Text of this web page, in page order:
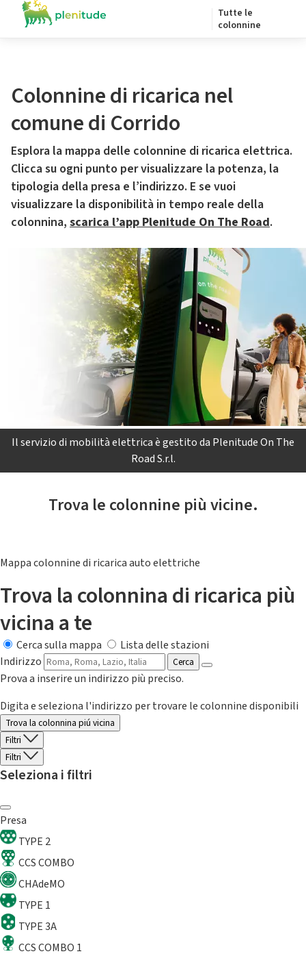
Tutte le
colonnine
Colonnine di ricarica nel
comune di Corrido
Esplora la mappa delle colonnine di ricarica elettrica.
Clicca su ogni punto per visualizzare la potenza, la
tipologia della presa e l’indirizzo. E se vuoi
visualizzare la disponibilità in tempo reale della
colonnina, scarica l’app Plenitude On The Road.
Il servizio di mobilità elettrica è gestito da Plenitude On The
Road S.r.l.
Trova le colonnine più vicine.
Mappa colonnine di ricarica auto elettriche
Trova la colonnina di ricarica più
vicina a te
Cerca sulla mappa
Lista delle stazioni
Indirizzo
Cerca
Prova a inserire un indirizzo più preciso.
Digita e seleziona l'indirizzo per trovare le colonnine disponibili
Trova la colonnina piú vicina
Filtri
Filtri
Seleziona i filtri
Presa
TYPE 2
CCS COMBO
CHAdeMO
TYPE 1
TYPE 3A
CCS COMBO 1